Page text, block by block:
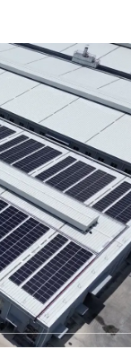
432.80 Kwp